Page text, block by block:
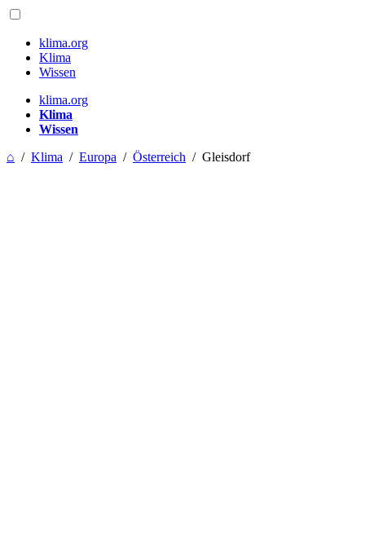
klima.org
Klima
Wissen
klima.org
Klima
Wissen
⌂ / Klima / Europa / Österreich / Gleisdorf